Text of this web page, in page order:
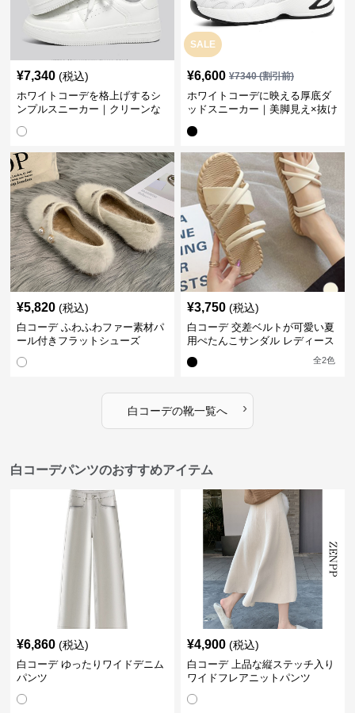
¥7,340 (税込)
ホワイトコーデを格上げするシ
ンプルスニーカー｜クリーンな
SALE
¥6,600 ¥7340(割引前)
ホワイトコーデに映える厚底ダ
ッドスニーカー｜美脚見え×抜け
¥5,820 (税込)
白コーデ ふわふわファー素材パ
ール付きフラットシューズ
¥3,750 (税込)
白コーデ 交差ベルトが可愛い夏
用ぺたんこサンダル レディース
全2色
白コーデの靴一覧へ ›
白コーデパンツのおすすめアイテム
¥6,860 (税込)
白コーデ ゆったりワイドデニム
パンツ
¥4,900 (税込)
白コーデ 上品な縦ステッチ入り
ワイドフレアニットパンツ